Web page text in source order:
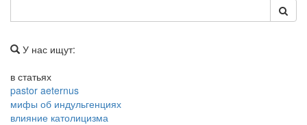
У нас ищут:
в статьях
pastor aeternus
мифы об индульгенциях
влияние католицизма